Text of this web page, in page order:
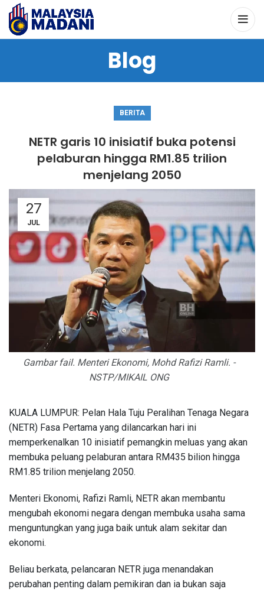
Blog
BERITA
NETR garis 10 inisiatif buka potensi
pelaburan hingga RM1.85 trilion
menjelang 2050
Gambar fail. Menteri Ekonomi, Mohd Rafizi Ramli. -
NSTP/MIKAIL ONG
27
JUL
KUALA LUMPUR: Pelan Hala Tuju Peralihan Tenaga Negara
(NETR) Fasa Pertama yang dilancarkan hari ini
memperkenalkan 10 inisiatif pemangkin meluas yang akan
membuka peluang pelaburan antara RM435 bilion hingga
RM1.85 trilion menjelang 2050.
Menteri Ekonomi, Rafizi Ramli, NETR akan membantu
mengubah ekonomi negara dengan membuka usaha sama
menguntungkan yang juga baik untuk alam sekitar dan
ekonomi.
Beliau berkata, pelancaran NETR juga menandakan
perubahan penting dalam pemikiran dan ia bukan saja